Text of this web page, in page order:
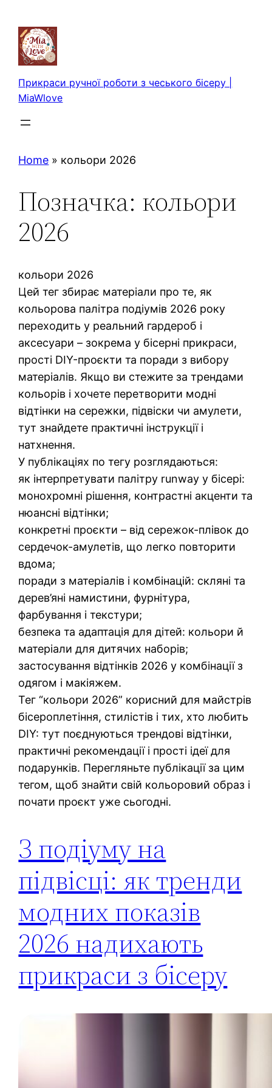
вмісту
Прикраси ручної роботи з чеського бісеру |
MiaWlove
Home » кольори 2026
Позначка: кольори
2026
кольори 2026
Цей тег збирає матеріали про те, як
кольорова палітра подіумів 2026 року
переходить у реальний гардероб і
аксесуари – зокрема у бісерні прикраси,
прості DIY-проєкти та поради з вибору
матеріалів. Якщо ви стежите за трендами
кольорів і хочете перетворити модні
відтінки на сережки, підвіски чи амулети,
тут знайдете практичні інструкції і
натхнення.
У публікаціях по тегу розглядаються:
як інтерпретувати палітру runway у бісері:
монохромні рішення, контрастні акценти та
нюансні відтінки;
конкретні проєкти – від сережок-плівок до
сердечок-амулетів, що легко повторити
вдома;
поради з матеріалів і комбінацій: скляні та
дерев’яні намистини, фурнітура,
фарбування і текстури;
безпека та адаптація для дітей: кольори й
матеріали для дитячих наборів;
застосування відтінків 2026 у комбінації з
одягом і макіяжем.
Тег “кольори 2026” корисний для майстрів
бісероплетіння, стилістів і тих, хто любить
DIY: тут поєднуються трендові відтінки,
практичні рекомендації і прості ідеї для
подарунків. Перегляньте публікації за цим
тегом, щоб знайти свій кольоровий образ і
почати проєкт уже сьогодні.
З подіуму на
підвісці: як тренди
модних показів
2026 надихають
прикраси з бісеру